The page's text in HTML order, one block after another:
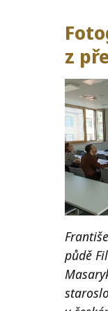
z
půdě